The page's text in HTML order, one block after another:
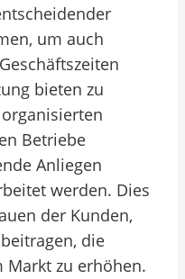
um auch
bieten zu
Betriebe
Anliegen
werden. Dies
der Kunden,
die
Markt zu erhöhen.